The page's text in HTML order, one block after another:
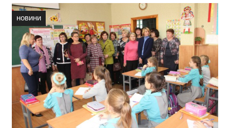
новини